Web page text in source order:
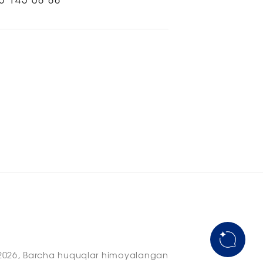
Barcha huquqlar himoyalangan